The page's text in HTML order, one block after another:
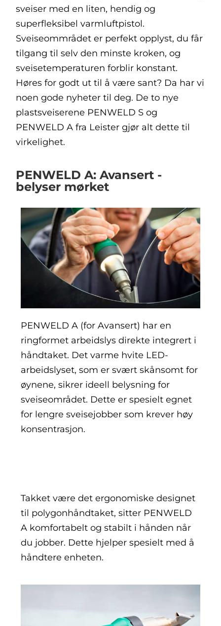
sveiser med en liten, hendig og
superfleksibel varmluftpistol.
Sveiseommrådet er perfekt opplyst, du får
tilgang til selv den minste kroken, og
sveisetemperaturen forblir konstant.
Høres for godt ut til å være sant? Da har vi
noen gode nyheter til deg. De to nye
plastsveiserene PENWELD S og
PENWELD A fra Leister gjør alt dette til
virkelighet.
PENWELD A: Avansert -
belyser mørket
PENWELD A (for Avansert) har en
ringformet arbeidslys direkte integrert i
håndtaket. Det varme hvite LED-
arbeidslyset, som er svært skånsomt for
øynene, sikrer ideell belysning for
sveiseområdet. Dette er spesielt egnet
for lengre sveisejobber som krever høy
konsentrasjon.
Takket være det ergonomiske designet
til polygonhåndtaket, sitter PENWELD
A komfortabelt og stabilt i hånden når
du jobber. Dette hjelper spesielt med å
håndtere enheten.